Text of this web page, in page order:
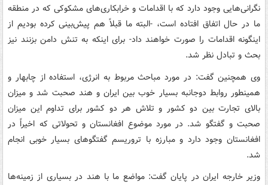
نگرانی‌هایی وجود دارد که با اقدامات و خرابکاری‌های مشکوکی که در منطقه
ما در حال اتفاق افتاده است، -البته ما قبلاً هم پیش‌بینی کرده بودیم از
اینگونه اقدامات را صورت خواهند داد- برای اینکه به تنش دامن بزنند نیز
بحث و تبادل نظر شد.
وی همچنین گفت: در مورد مباحث مربوط به انرژی، استفاده از چابهار و
همینطور روابط دوجانبه بسیار خوب بین ایران و هند صحبت شد و میزان
بالای تجارت بین دو کشور و تلاش هر دو کشور برای تداوم این میزان
صحبت و گفتگو شد. در مورد موضوع افغانستان و تحولاتی که اخیراً در
افغانستان وجود دارد و مبارزه با تروریسم گفتگوهای بسیار خوبی انجام
شد.
وزیر خارجه ایران در پایان گفت: مواضع ما با هند در بسیاری از زمینه‌ها